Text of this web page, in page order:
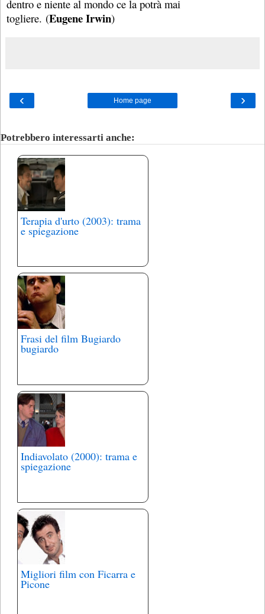
dentro e niente al mondo ce la potrà mai
togliere. (Eugene Irwin)
‹ ›
Home page
Potrebbero interessarti anche:
Terapia d'urto (2003): trama
e spiegazione
Frasi del film Bugiardo
bugiardo
Indiavolato (2000): trama e
spiegazione
Migliori film con Ficarra e
Picone